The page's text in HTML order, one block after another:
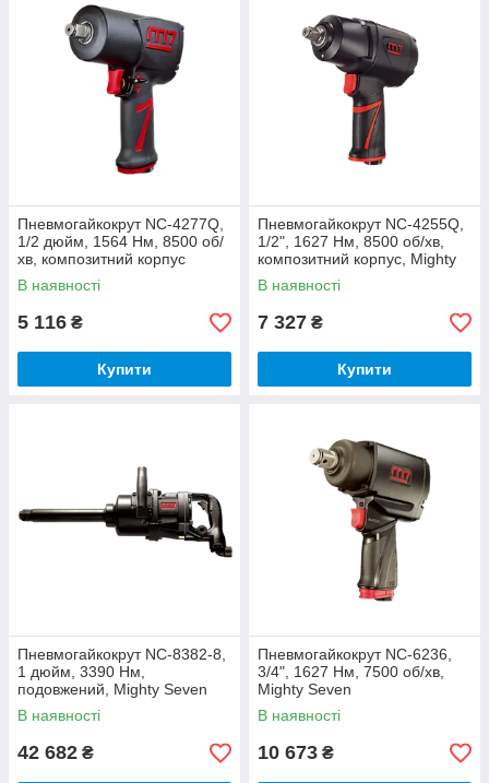
Пневмогайкокрут NC-4277Q,
1/2 дюйм, 1564 Нм, 8500 об/
хв, композитний корпус
Mighty Seven
В наявності
5 116 ₴
Купити
Пневмогайкокрут NC-4255Q,
1/2", 1627 Нм, 8500 об/хв,
композитний корпус, Mighty
Seven
В наявності
7 327 ₴
Купити
Пневмогайкокрут NC-8382-8,
1 дюйм, 3390 Нм,
подовжений, Mighty Seven
В наявності
42 682 ₴
Пневмогайкокрут NC-6236,
3/4", 1627 Нм, 7500 об/хв,
Mighty Seven
В наявності
10 673 ₴